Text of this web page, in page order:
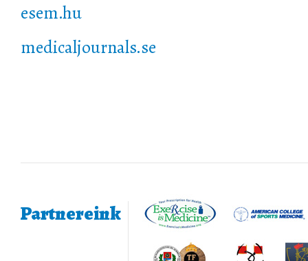
esem.hu
medicaljournals.se
Partnereink